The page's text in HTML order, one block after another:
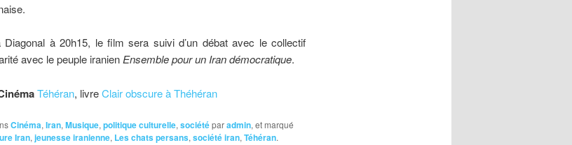
Diagonal à 20h15, le film sera suivi d’un débat avec le collectif
avec le peuple iranien Ensemble pour un Iran démocratique.
Téhéran, livreClair obscure à Théhéran
Cinéma, Iran, Musique, politique culturelle, sociétéparadmin, et marqué
Iran, jeunesse iranienne, Les chats persans, société iran, Téhéran.